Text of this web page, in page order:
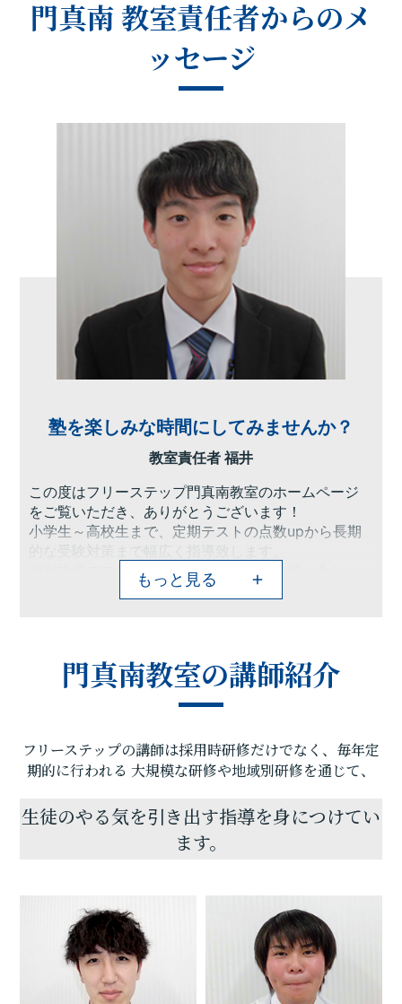
門真南 教室責任者からのメ
ッセージ
塾を楽しみな時間にしてみませんか？
教室責任者 福井
この度はフリーステップ門真南教室のホームページ
をご覧いただき、ありがとうございます！
小学生～高校生まで、定期テストの点数upから長期
的な受験対策まで幅広く指導致します。
個別指導のフリーステップはお子様の目標へ合わせ
たカリキュラムを作成し、チーフ、講師、生徒様、
成績を上げるために全力を尽くしています！
門真南教室は「塾に行くのが楽しみ」と思ってもら
えるような授業をする講師が揃っています！
目標を達成するためには勉強をすることが必要不可
欠になります。勉強をするのは嫌と思うかもしれま
授業を講師陣は心がけています！
嫌いだった勉強を少し楽しみな時間にしてみません
もっと見る
門真南教室の講師紹介
フリーステップの講師は採用時研修だけでなく、毎年定
期的に行われる 大規模な研修や地域別研修を通じて、
生徒のやる気を引き出す指導を身につけてい
ます。